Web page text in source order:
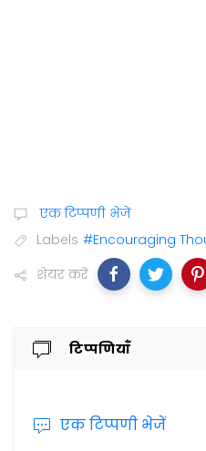
एक टिप्पणी भेजें
Labels #Encouraging
शेयर करें
टिप्पणियाँ
एक टिप्पणी भेजें